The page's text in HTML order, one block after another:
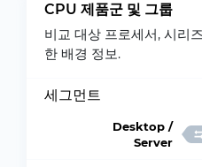
CPU 제품군 및 그룹
비교 대상 프로세서, 시리
한 배경 정보.
세그먼트
Desktop /
Server